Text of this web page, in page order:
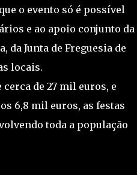
o evento só é possível
e ao apoio conjunto da
da Junta de Freguesia de
locais.
de 27 mil euros, e
6,8 mil euros, as festas
toda a população